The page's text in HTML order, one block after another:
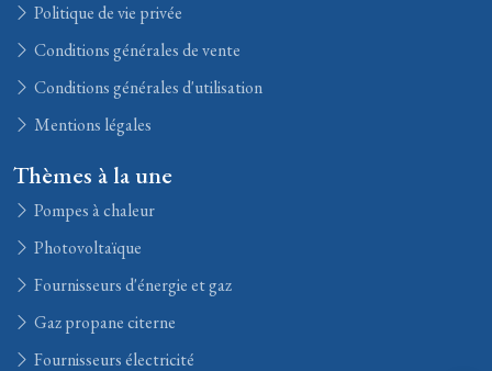
Politique de vie privée
Conditions générales de vente
Conditions générales d'utilisation
Mentions légales
Thèmes à la une
Pompes à chaleur
Photovoltaïque
Fournisseurs d'énergie et gaz
Gaz propane citerne
Fournisseurs électricité